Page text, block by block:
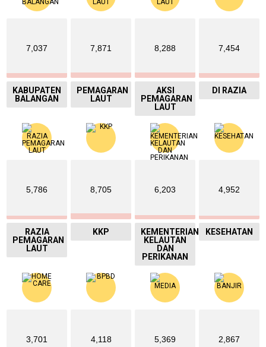
7,037
KABUPATEN
BALANGAN
7,871
PEMAGARAN
LAUT
8,288
AKSI
PEMAGARAN
LAUT
7,454
DI RAZIA
5,786
RAZIA
PEMAGARAN
LAUT
8,705
KKP
6,203
KEMENTERIAN
KELAUTAN
DAN
PERIKANAN
4,952
KESEHATAN
3,701 4,118 5,369 2,867